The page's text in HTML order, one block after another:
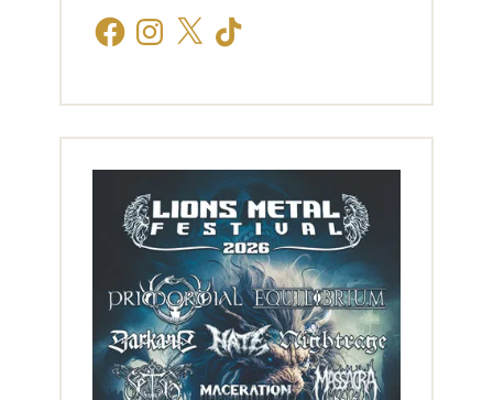
FacebookInstagram
X TikTok